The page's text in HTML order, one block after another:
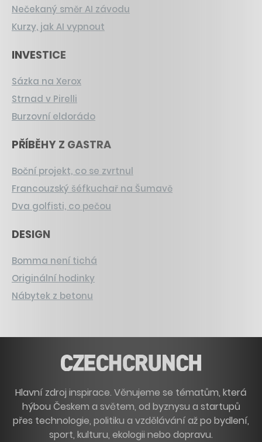
Nečekaný směr AI závodu
Kurzy, jak AI vypnout
INVESTICE
Sázka na Xerox
Strnad v Pirelli
Burzovní eldorádo
PŘÍBĚHY Z GASTRA
Boční projekt, co se zvrtnul
Francouzský šéfkuchař na Šumavě
Dva golfisti, co pečou
DESIGN
Bomma není tichá
Originální hodinky
Nábytek z betonu
Hlavní zdroj inspirace. Věnujeme se tématům, která
hýbou Českem a světem, od byznysu a startupů
přes technologie, politiku a vzdělávání až po bydlení,
sport, kulturu, ekologii nebo dopravu.